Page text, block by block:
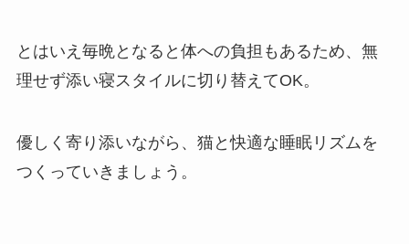
とはいえ毎晩となると体への負担もあるため、無
理せず添い寝スタイルに切り替えてOK。
優しく寄り添いながら、猫と快適な睡眠リズムを
つくっていきましょう。